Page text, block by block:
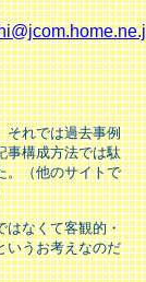
れでは過去事例
事構成方法では駄
。（他のサイトで
なくて客観的・
いうお考えなのだ